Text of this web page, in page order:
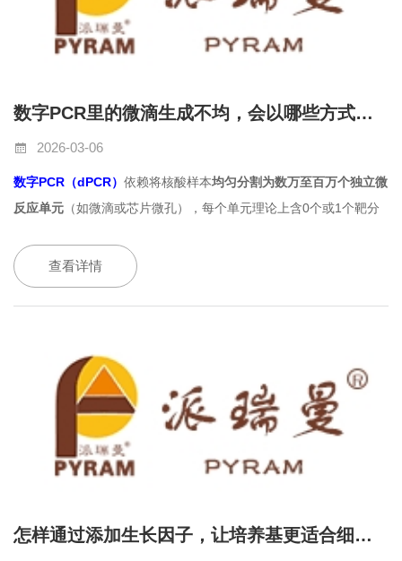
数字PCR里的微滴生成不均，会以哪些方式导致假阴性结果？
2026-03-06
数字PCR （dPCR） 依赖将核酸样本均匀分割为数万至百万个独立微
反应单元 （如微滴或芯片微孔），每个单元理论上含0个或1个靶分
ln[(N
X)/N]）反推原始浓度。一旦微滴生成不均，就会破坏“单分子
随机分配”这一前提，直接动摇定量根基。
查看详情
怎样通过添加生长因子，让培养基更适合细胞生长？